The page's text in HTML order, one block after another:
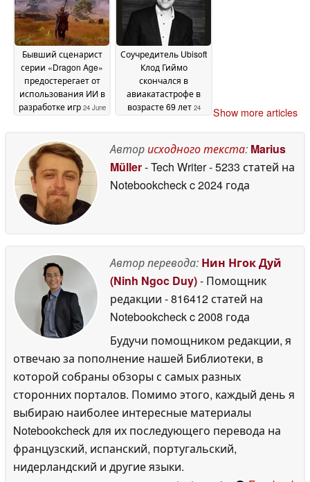
24 June 2026
Бывший сценарист
серии «Dragon Age»
предостерегает от
использования ИИ в
разработке игр 24 June
Соучредитель Ubisoft
Клод Гиймо
скончался в
авиакатастрофе в
возрасте 69 лет 24
Show more articles
Авторисходного текста: Marius
Müller- Tech Writer- 5233 статей на
Notebookcheckc 2024 года
Автор перевода: Нин Нгок Дуй
(Ninh Ngoc Duy)- Помощник
редакции - 816412 статей на
Notebookcheckc 2008 года
Будучи помощником редакции, я
отвечаю за пополнение нашей Библиотеки, в
которой собраны обзоры с самых разных
сторонних порталов. Помимо этого, каждый день я
выбираю наиболее интересные материалы
Notebookcheck для их последующего перевода на
французский, испанский, португальский,
нидерландский и другие языки.